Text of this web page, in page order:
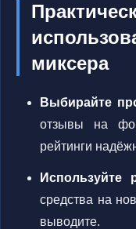
миксера
Выбирайте
отзывы на
рейтинги
Используйте
средства на
выводите.